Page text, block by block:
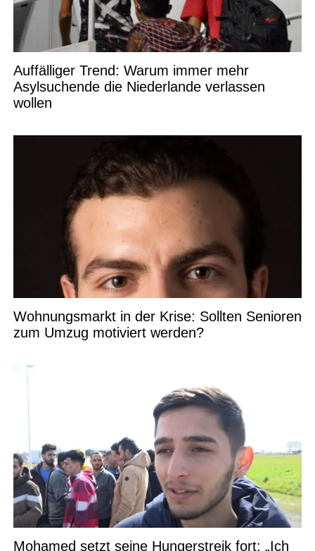
Auffälliger Trend: Warum immer mehr
Asylsuchende die Niederlande verlassen
wollen
Wohnungsmarkt in der Krise: Sollten Senioren
zum Umzug motiviert werden?
Mohamed setzt seine Hungerstreik fort: „Ich